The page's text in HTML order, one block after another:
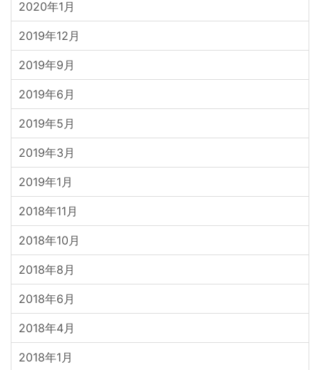
2020年1月
2019年12月
2019年9月
2019年6月
2019年5月
2019年3月
2019年1月
2018年11月
2018年10月
2018年8月
2018年6月
2018年4月
2018年1月